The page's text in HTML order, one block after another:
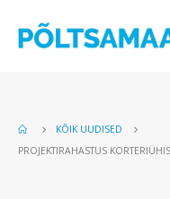
KÕIK UUDISED
PROJEKTIRAHASTUS